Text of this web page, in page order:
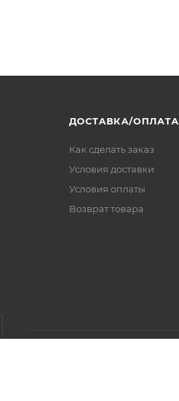
ДОСТАВКА/ОПЛАТА
Как сделать заказ
Условия доставки
Условия оплаты
Возврат товара
Казахстану